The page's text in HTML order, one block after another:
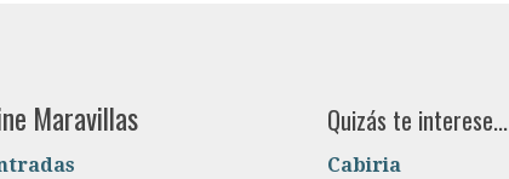
Maravillas Quizás te interese...
Cabiria